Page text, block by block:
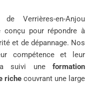
Verrières-en-Anjou
conçu pour répondre à
et de dépannage. Nos
compétence et leur
a suivi une formation
riche couvrant une large